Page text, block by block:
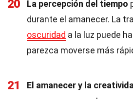
20 La percepción del tiempo
durante el amanecer. La
oscuridad a la luz puede
parezca moverse más
21 El amanecer y la